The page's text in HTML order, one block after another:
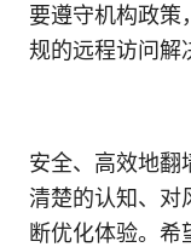
要遵守机构政策
规的远程访问解
安全、高效地翻
清楚的认知、对
断优化体验。